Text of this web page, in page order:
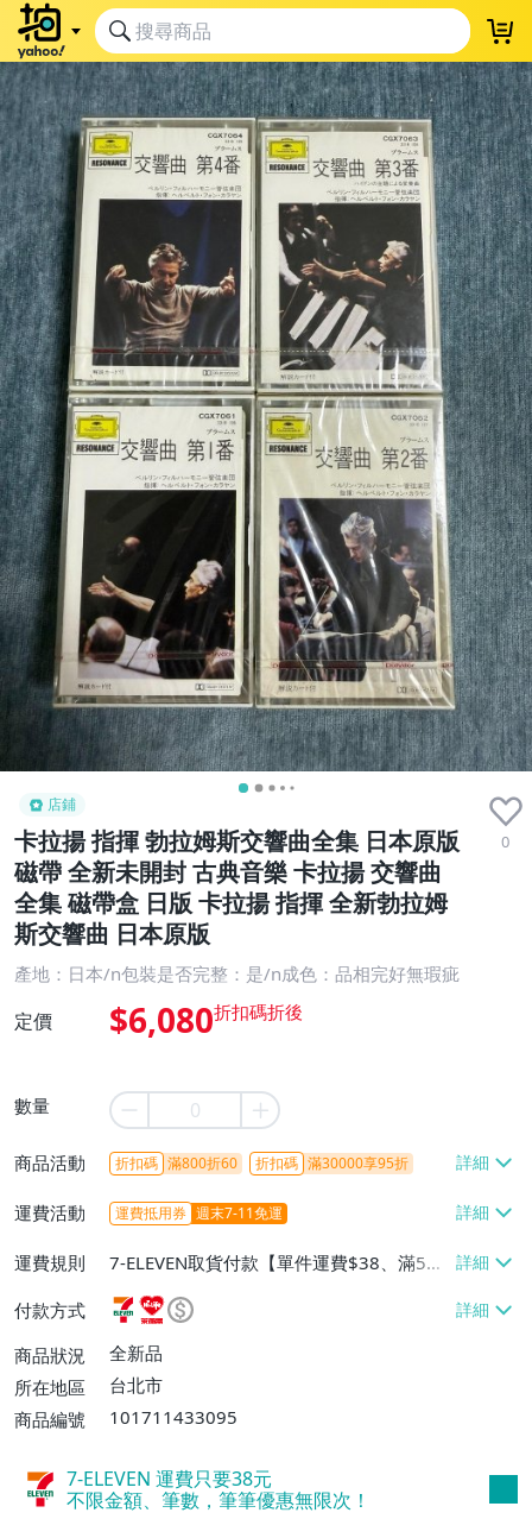
店鋪
卡拉揚 指揮 勃拉姆斯交響曲全集 日本原版
磁帶 全新未開封 古典音樂 卡拉揚 交響曲
全集 磁帶盒 日版 卡拉揚 指揮 全新勃拉姆
斯交響曲 日本原版
0
產地：日本/n包裝是否完整：是/n成色：品相完好無瑕疵
定價 $6,080
數量
商品活動 折扣碼 滿800折60 折扣碼 滿30000享95折
運費活動 運費抵用券 週末7-11免運
運費規則
7-ELEVEN取貨付款【單件運費$38、滿5件
或消費滿$1298免運費】、7-ELEVEN取貨
不付款【免運費】、萊爾富取貨付款【單件
運費$60、滿5件或消費滿$1298免運
費】、宅配/貨運【單件運費$120、滿5件
付款方式
商品狀況
全新品
所在地區
台北市
商品編號
101711433095
7-ELEVEN 運費只要38元
不限金額、筆數，筆筆優惠無限次！